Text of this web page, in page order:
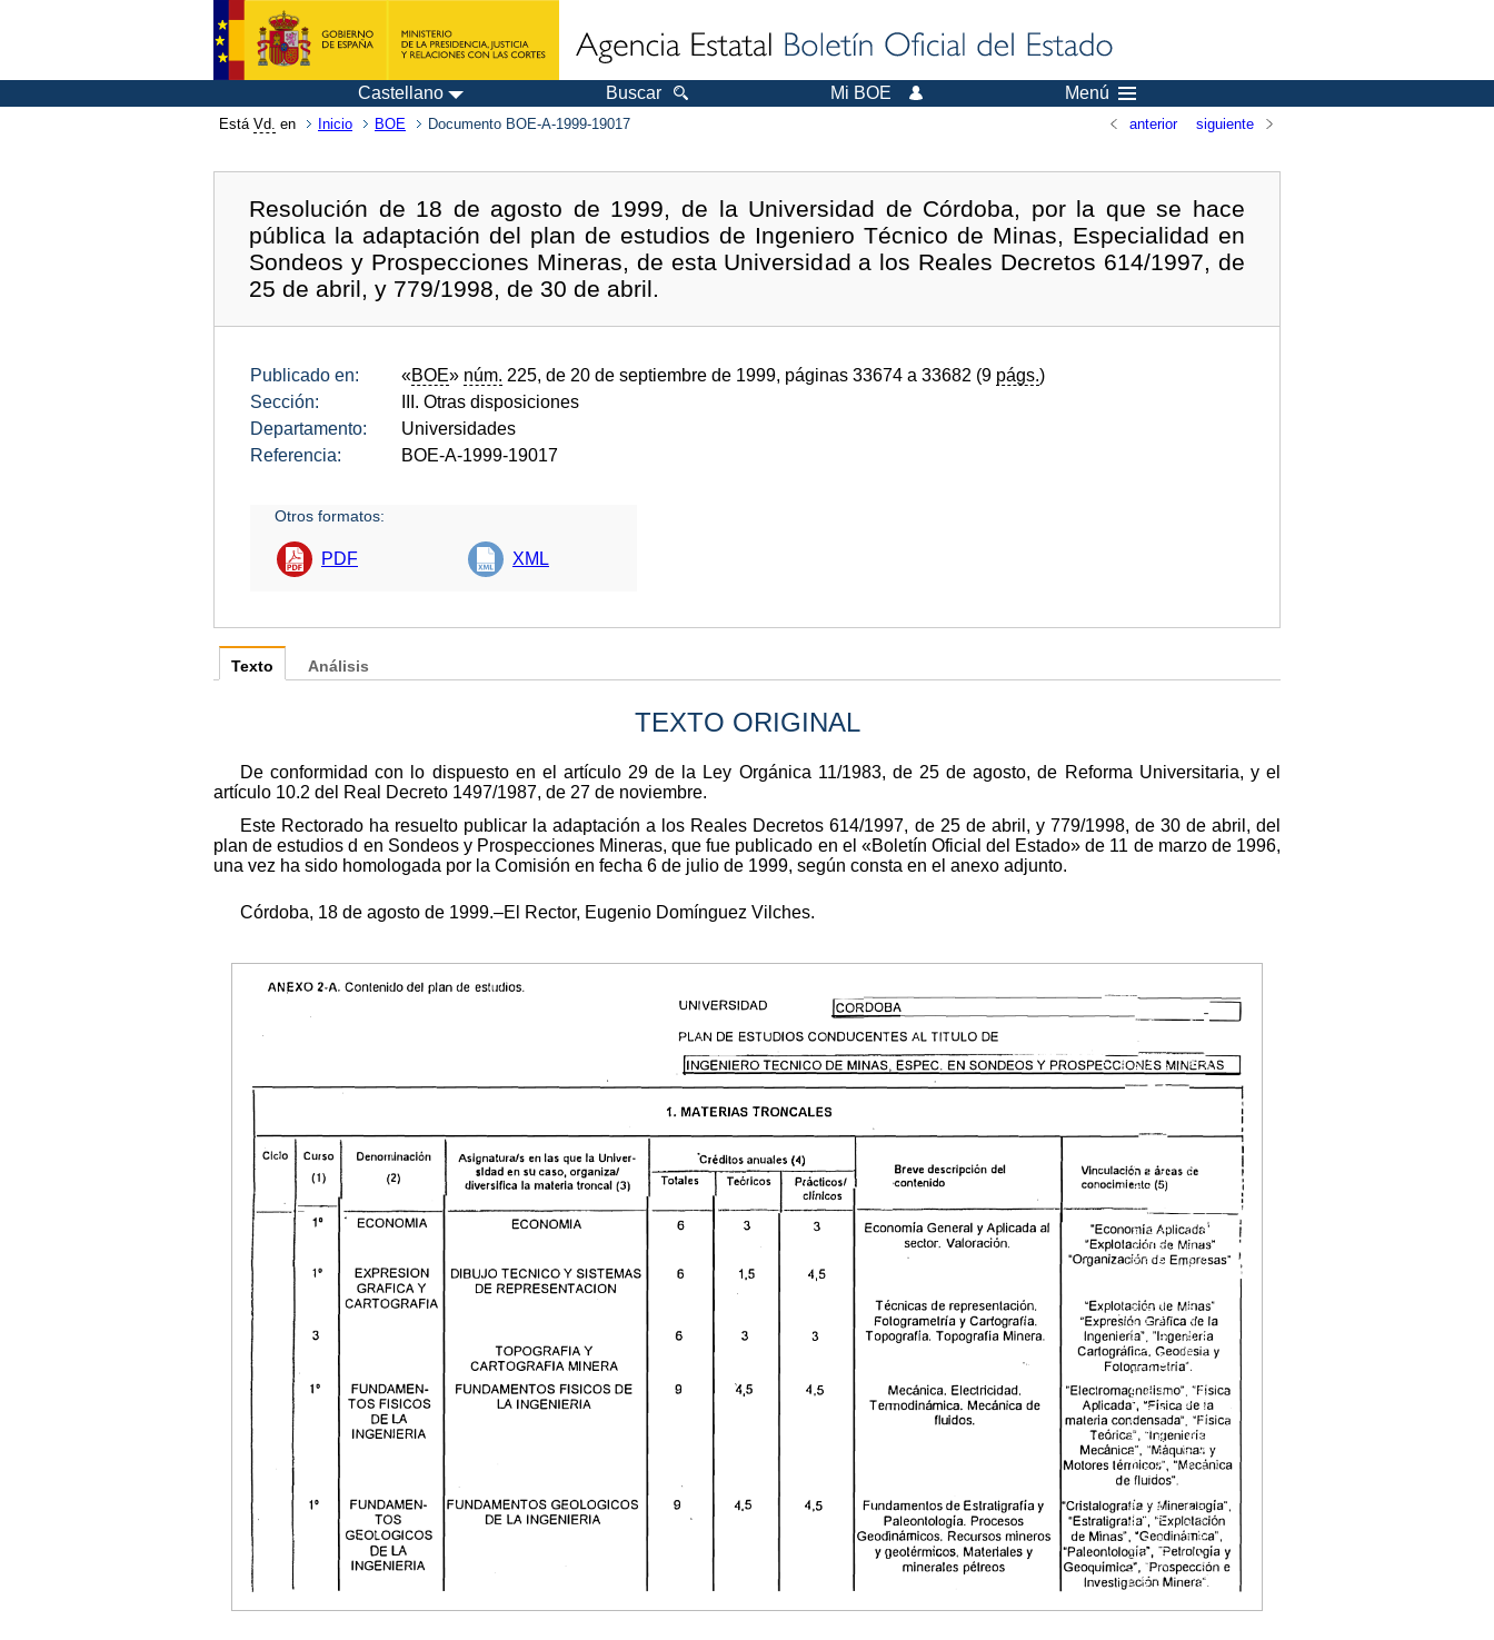
Castellano Buscar Mi BOE Menú
Está Vd. en Inicio BOE Documento BOE-A-1999-19017 anterior siguiente
Resolución de 18 de agosto de 1999, de la Universidad de Córdoba, por la que se hace
pública la adaptación del plan de estudios de Ingeniero Técnico de Minas, Especialidad en
Sondeos y Prospecciones Mineras, de esta Universidad a los Reales Decretos 614/1997, de
25 de abril, y 779/1998, de 30 de abril.
Publicado en: «BOE» núm. 225, de 20 de septiembre de 1999, páginas 33674 a 33682 (9 págs.)
Sección:
III. Otras disposiciones
Departamento:
Universidades
Referencia:
BOE-A-1999-19017
Otros formatos:
PDF XML
Texto
TEXTO ORIGINAL
De conformidad con lo dispuesto en el artículo 29 de la Ley Orgánica 11/1983, de 25 de agosto, de Reforma Universitaria, y el
artículo 10.2 del Real Decreto 1497/1987, de 27 de noviembre.
Este Rectorado ha resuelto publicar la adaptación a los Reales Decretos 614/1997, de 25 de abril, y 779/1998, de 30 de abril, del
plan de estudios d en Sondeos y Prospecciones Mineras, que fue publicado en el «Boletín Oficial del Estado» de 11 de marzo de 1996,
una vez ha sido homologada por la Comisión en fecha 6 de julio de 1999, según consta en el anexo adjunto.
Córdoba, 18 de agosto de 1999.‒El Rector, Eugenio Domínguez Vilches.
Análisis